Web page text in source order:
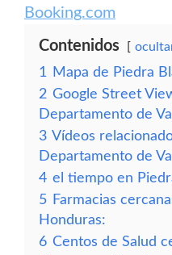
Booking.com
Contenidos
1
Mapa de Piedra
2 Google Street
Departamento de
3 Vídeos
Departamento de
4 el tiempo en
5 Farmacias
Honduras:
6 Centos de Salud